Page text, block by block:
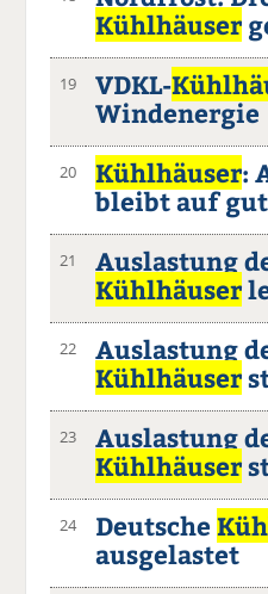
Kühlhäuser
19 VDKL-
Windenergie
20 Kühlhäuser:
bleibt auf
21
Auslastung
Kühlhäuser
22
Auslastung
Kühlhäuser
23
Auslastung
Kühlhäuser
24 Deutsche
ausgelastet